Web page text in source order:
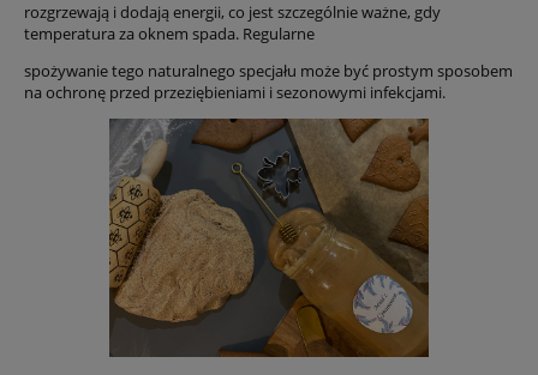
rozgrzewają i dodają energii, co jest szczególnie ważne, gdy
temperatura za oknem spada. Regularne
spożywanie tego naturalnego specjału może być prostym sposobem
na ochronę przed przeziębieniami i sezonowymi infekcjami.